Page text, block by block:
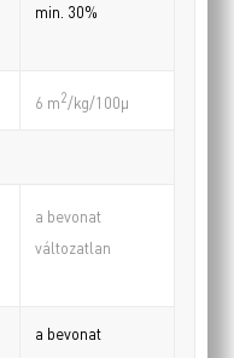
min. 30%
6 m2/kg/100µ
a bevonat
változatlan
a bevonat